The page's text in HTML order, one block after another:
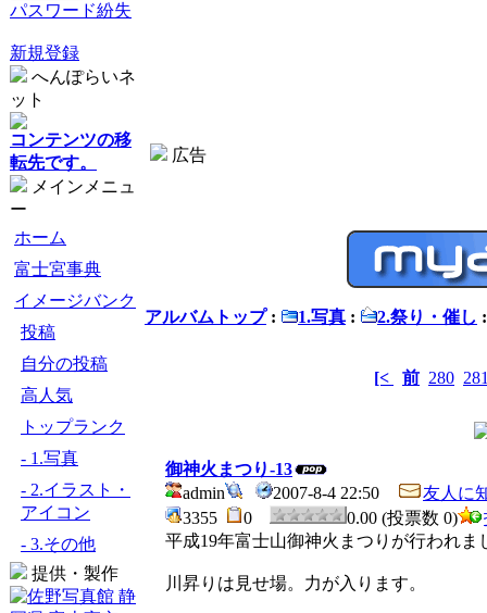
パスワード紛失
新規登録
へんぽらいネ
ット
コンテンツの移
転先です。
メインメニュ
ー
ホーム
富士宮事典
イメージバンク
投稿
自分の投稿
高人気
トップランク
- 1.写真
- 2.イラスト・
アイコン
- 3.その他
提供・製作
広告
アルバムトップ: 1.写真 : 2.祭り・催し
[< 前 280
御神火まつり-13
admin
2007-8-4 22:50
友人に
3355
0 0.00 (投票数 0)
平成19年富士山御神火まつりが行われま
川昇りは見せ場。力が入ります。